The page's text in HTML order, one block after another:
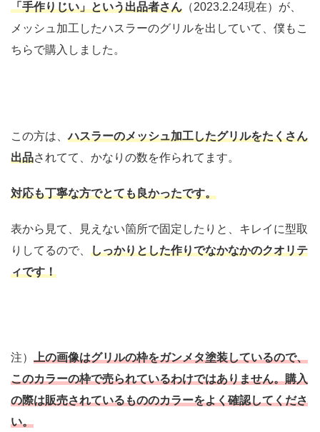
「手作りじい」という出品者さん （2023.2.24現在）が、
メッシュ加工したハスラーのグリルを出していて、僕もこ
ちらで購入しました。
この方は、ハスラーのメッシュ加工したグリルをたくさん
出品されてて、かなりの数を作られてます。
対応も丁寧な方でとても良かったです。
表から見て、見えない箇所で固定したりと、キレイに型取
りしてるので、 しっかりとした作りでなかなかのクオリテ
ィです！
注） 上の画像はグリルの枠をガンメタ塗装しているので、
このカラーの枠で売られているわけではありません。購入
の際は販売されているもののカラーをよく確認してくださ
い。